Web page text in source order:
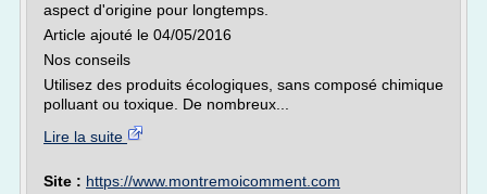
aspect d'origine pour longtemps.
Article ajouté le 04/05/2016
Nos conseils
Utilisez des produits écologiques, sans composé chimique
polluant ou toxique. De nombreux...
Lire la suite
Site : https://www.montremoicomment.com